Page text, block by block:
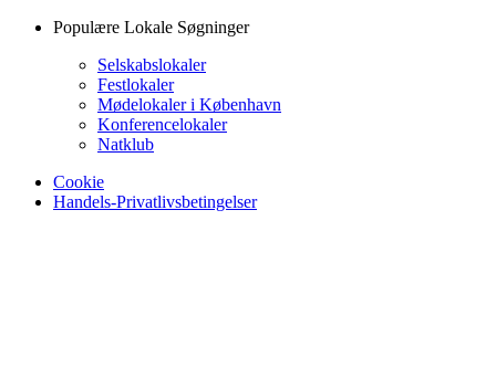
Populære Lokale Søgninger
Selskabslokaler
Festlokaler
Mødelokaler i København
Konferencelokaler
Natklub
Cookie
Handels-Privatlivsbetingelser